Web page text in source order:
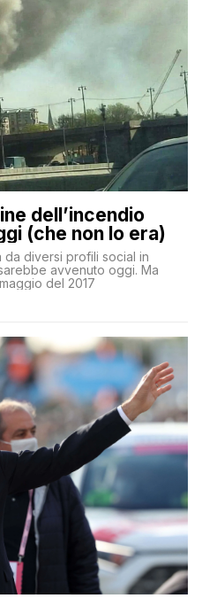
dell’incendio
(che non lo era)
diversi profili social in
avvenuto oggi. Ma
del 2017